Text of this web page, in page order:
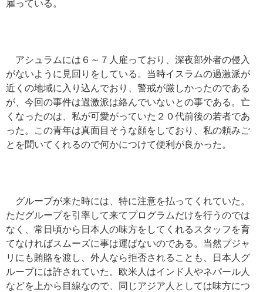
雇っている。
アシュラムには６～７人雇っており、深夜部外者の侵入
がないように見回りをしている。当時イスラムの過激派が
近くの地域に入り込んでおり、警戒が厳しかったのである
が、今回の事件は過激派は絡んでいないとの事である。亡
くなったのは、私が可愛がっていた２０代前後の若者であ
った。この青年は真面目そうな顔をしており、私の頼みご
とを聞いてくれるので何かにつけて便利が良かった。
グループが来た時には、特に注意を払ってくれていた。
ただグループを引率して来てプログラムだけを行うのでは
なく、常日頃から日本人の味方をしてくれるスタッフを育
てなければスムーズに事は運ばないのである。当然プジャ
リにも賄賂を渡し、外人なら拒否されることも、日本人グ
ループには許されていた。欧米人はインド人やネパール人
などを上から目線なので、同じアジア人としては味方につ